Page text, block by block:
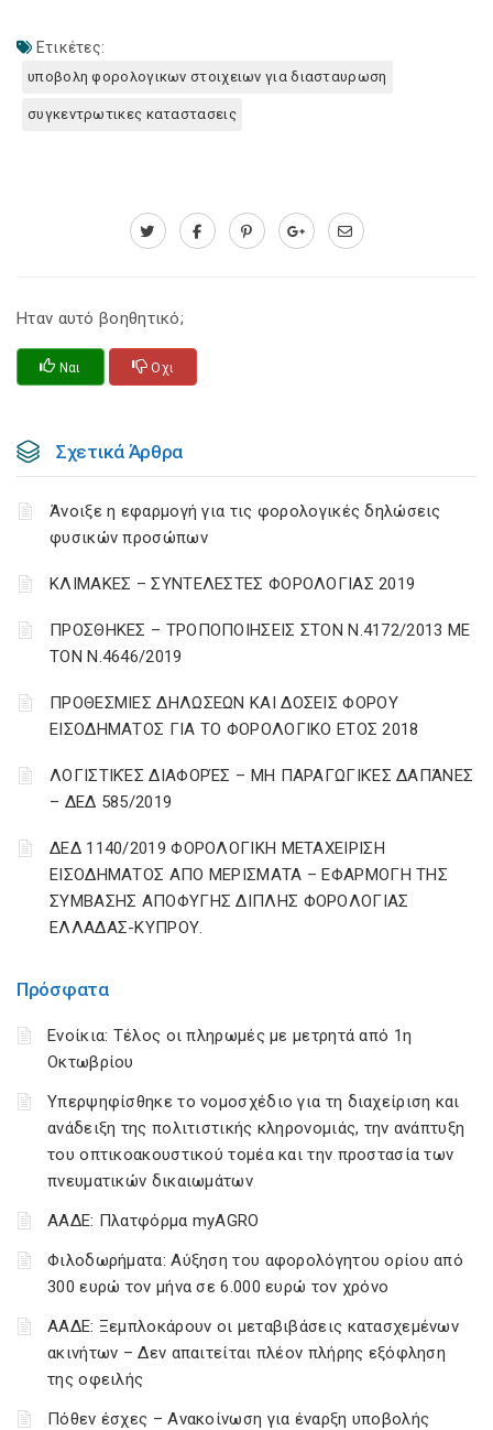
Πρόσφατα
Ενοίκια: Τέλος οι πληρωμές με μετρητά από 1η
Οκτωβρίου
Υπερψηφίσθηκε το νομοσχέδιο για τη διαχείριση και
ανάδειξη της πολιτιστικής κληρονομιάς, την ανάπτυξη
του οπτικοακουστικού τομέα και την προστασία των
πνευματικών δικαιωμάτων
ΑΑΔΕ: Πλατφόρμα myAGRO
Φιλοδωρήματα: Αύξηση του αφορολόγητου ορίου από
300 ευρώ τον μήνα σε 6.000 ευρώ τον χρόνο
ΑΑΔΕ: Ξεμπλοκάρουν οι μεταβιβάσεις κατασχεμένων
ακινήτων – Δεν απαιτείται πλέον πλήρης εξόφληση
της οφειλής
Πόθεν έσχες – Ανακοίνωση για έναρξη υποβολής
Ετικέτες:
υποβολη φορολογικων στοιχειων για διασταυρωση
συγκεντρωτικες καταστασεις
Ηταν αυτό βοηθητικό;
Ναι Οχι
Σχετικά Άρθρα
Άνοιξε η εφαρμογή για τις φορολογικές δηλώσεις
φυσικών προσώπων
ΚΛΙΜΑΚΕΣ – ΣΥΝΤΕΛΕΣΤΕΣ ΦΟΡΟΛΟΓΙΑΣ 2019
ΠΡΟΣΘΗΚΕΣ – ΤΡΟΠΟΠΟΙΗΣΕΙΣ ΣΤΟΝ Ν.4172/2013 ΜΕ
ΤΟΝ Ν.4646/2019
ΠΡΟΘΕΣΜΙΕΣ ΔΗΛΩΣΕΩΝ ΚΑΙ ΔΟΣΕΙΣ ΦΟΡΟΥ
ΕΙΣΟΔΗΜΑΤΟΣ ΓΙΑ ΤΟ ΦΟΡΟΛΟΓΙΚΟ ΕΤΟΣ 2018
ΛΟΓΙΣΤΙΚΈΣ ΔΙΑΦΟΡΈΣ – ΜΗ ΠΑΡΑΓΩΓΙΚΈΣ ΔΑΠΆΝΕΣ
– ΔΕΔ 585/2019
ΔΕΔ 1140/2019 ΦΟΡΟΛΟΓΙΚΗ ΜΕΤΑΧΕΙΡΙΣΗ
ΕΙΣΟΔΗΜΑΤΟΣ ΑΠΟ ΜΕΡΙΣΜΑΤΑ – ΕΦΑΡΜΟΓΗ ΤΗΣ
ΣΥΜΒΑΣΗΣ ΑΠΟΦΥΓΗΣ ΔΙΠΛΗΣ ΦΟΡΟΛΟΓΙΑΣ
ΕΛΛΑΔΑΣ-ΚΥΠΡΟΥ.